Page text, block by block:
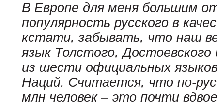
В Европе для меня большим
популярность русского в
кстати, забывать, что наш
язык Толстого,
из шести официальных
Наций. Считается, что по-
млн человек – это почти